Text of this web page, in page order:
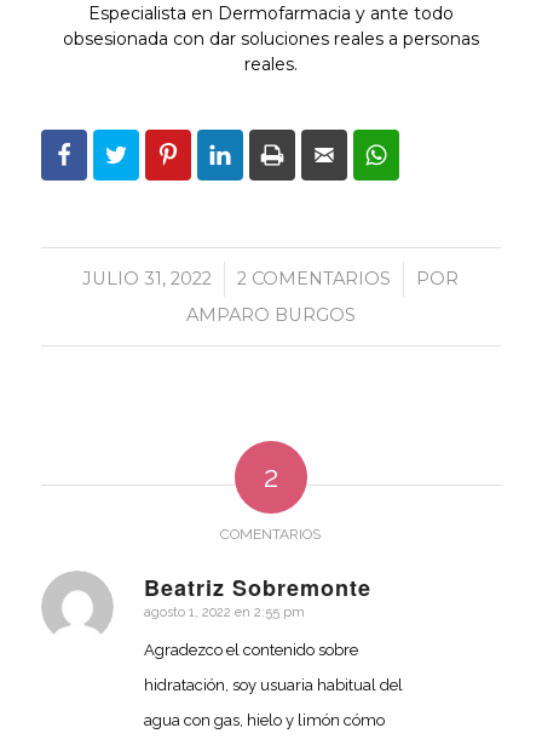
Especialista en Dermofarmacia y ante todo
obsesionada con dar soluciones reales a personas
reales.
JULIO 31, 2022
/ 2 COMENTARIOS
/
POR
AMPARO BURGOS
2
COMENTARIOS
Beatriz Sobremonte
Dice:
agosto 1, 2022 en 2:55 pm
Agradezco el contenido sobre
hidratación, soy usuaria habitual del
agua con gas, hielo y limón cómo